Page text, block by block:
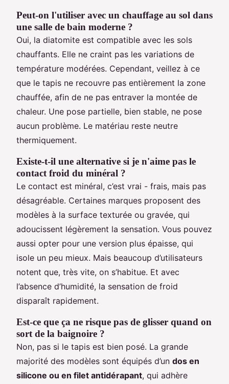
Peut-on l'utiliser avec un chauffage au sol dans
une salle de bain moderne ?
Oui, la diatomite est compatible avec les sols
chauffants. Elle ne craint pas les variations de
température modérées. Cependant, veillez à ce
que le tapis ne recouvre pas entièrement la zone
chauffée, afin de ne pas entraver la montée de
chaleur. Une pose partielle, bien stable, ne pose
aucun problème. Le matériau reste neutre
thermiquement.
Existe-t-il une alternative si je n'aime pas le
contact froid du minéral ?
Le contact est minéral, c’est vrai - frais, mais pas
désagréable. Certaines marques proposent des
modèles à la surface texturée ou gravée, qui
adoucissent légèrement la sensation. Vous pouvez
aussi opter pour une version plus épaisse, qui
isole un peu mieux. Mais beaucoup d’utilisateurs
notent que, très vite, on s’habitue. Et avec
l’absence d’humidité, la sensation de froid
disparaît rapidement.
Est-ce que ça ne risque pas de glisser quand on
sort de la baignoire ?
Non, pas si le tapis est bien posé. La grande
majorité des modèles sont équipés d’un dos en
silicone ou en filet antidérapant, qui adhère